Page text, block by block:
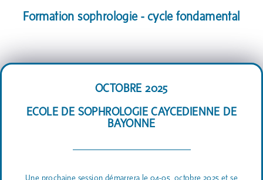
Formation sophrologie - cycle fondamental
OCTOBRE 2025
ECOLE DE SOPHROLOGIE CAYCEDIENNE DE
BAYONNE
Une prochaine session démarrera le 04-05 octobre 2025 et se